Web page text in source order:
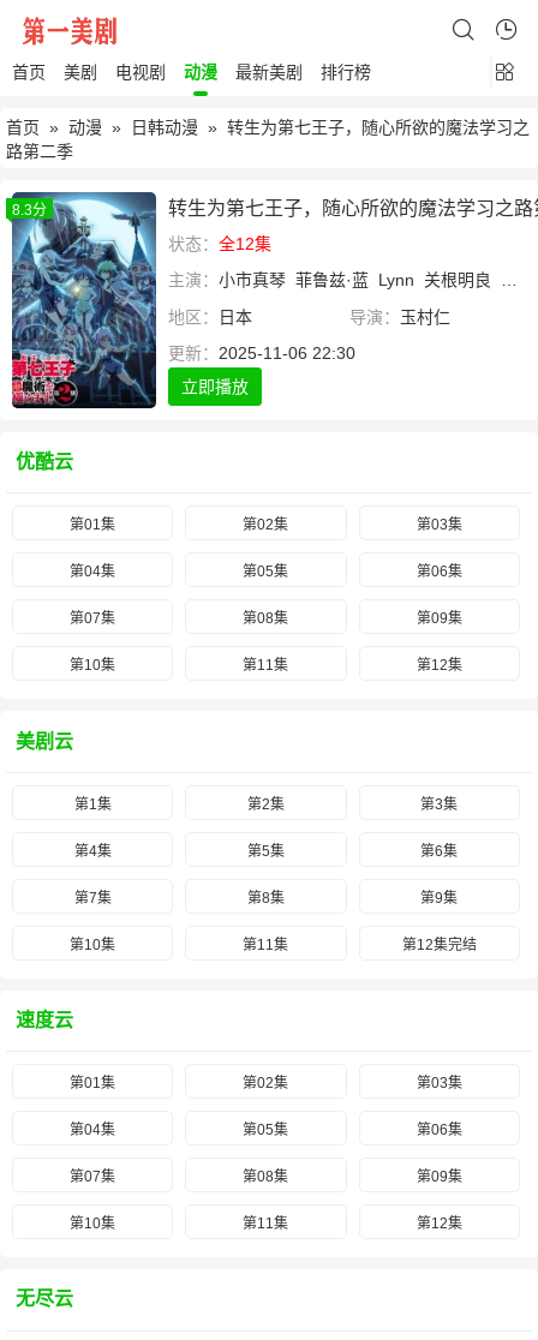
首页 美剧 电视剧 动漫 最新美剧 排行榜
首页 » 动漫 » 日韩动漫 » 转生为第七王子，随心所欲的魔法学习之
路第二季
8.3分 转生为第七王子，随心所欲的魔法学习之路
状态： 全12集
主演： 小市真琴 菲鲁兹·蓝 Lynn 关根明良
高
地区：
日本 导演： 玉村仁
更新： 2025-11-06 22:30
立即播放
优酷云
第01集 第02集 第03集
第04集 第05集 第06集
第07集 第08集 第09集
第10集 第11集 第12集
美剧云
第1集 第2集 第3集
第4集 第5集 第6集
第7集 第8集 第9集
第10集 第11集 第12集完结
速度云
第01集 第02集 第03集
第04集 第05集 第06集
第07集 第08集 第09集
第10集 第11集 第12集
无尽云